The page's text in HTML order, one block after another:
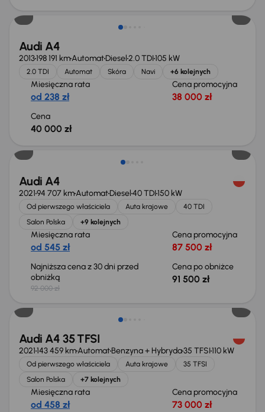
Audi A4
2013198 191 kmAutomatDiesel2.0 TDI105 kW
2.0 TDI Automat Skóra Navi +6 kolejnych
Miesięczna rata
od 238 zł
Cena promocyjna
38 000 zł
Cena
40 000 zł
Audi A4
202194 707 kmAutomatDiesel40 TDI150 kW
Od pierwszego właściciela Auta krajowe
40 TDI
Salon Polska
+9 kolejnych
Miesięczna rata
od 545 zł
Cena promocyjna
87 500 zł
Najniższa cena z 30 dni przed
obniżką
92 000 zł
Cena po obniżce
91 500 zł
Taniej o 3 000 zł
Audi A4 35 TFSI
2021143 459 kmAutomatBenzyna + Hybryda35 TFSI110 kW
Od pierwszego właściciela Auta krajowe
35 TFSI
Salon Polska
+7 kolejnych
Miesięczna rata
od 458 zł
Cena promocyjna
73 000 zł